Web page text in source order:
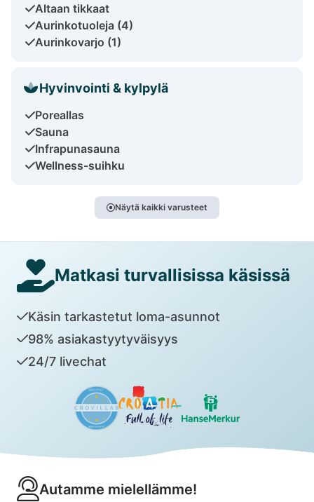
Altaan tikkaat
Aurinkotuoleja (4)
Aurinkovarjo (1)
Hyvinvointi & kylpylä
Poreallas
Sauna
Infrapunasauna
Wellness-suihku
Näytä kaikki varusteet
Matkasi turvallisissa käsissä
Käsin tarkastetut loma-asunnot
98% asiakastyytyväisyys
24/7 livechat
Autamme mielellämme!